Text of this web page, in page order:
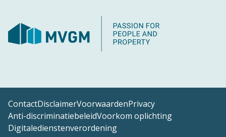
ContactDisclaimerVoorwaardenPrivacy
Anti-discriminatiebeleidVoorkom oplichting
Digitaledienstenverordening